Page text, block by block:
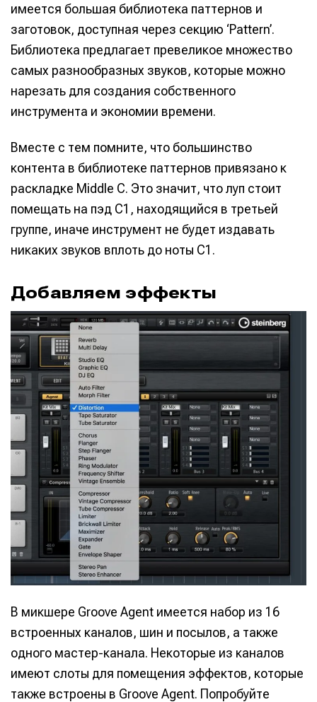
имеется большая библиотека паттернов и
заготовок, доступная через секцию ‘Pattern’.
Библиотека предлагает превеликое множество
самых разнообразных звуков, которые можно
нарезать для создания собственного
инструмента и экономии времени.
Вместе с тем помните, что большинство
контента в библиотеке паттернов привязано к
раскладке Middle C. Это значит, что луп стоит
помещать на пэд C1, находящийся в третьей
группе, иначе инструмент не будет издавать
никаких звуков вплоть до ноты C1.
Добавляем эффекты
В микшере Groove Agent имеется набор из 16
встроенных каналов, шин и посылов, а также
одного мастер-канала. Некоторые из каналов
имеют слоты для помещения эффектов, которые
также встроены в Groove Agent. Попробуйте